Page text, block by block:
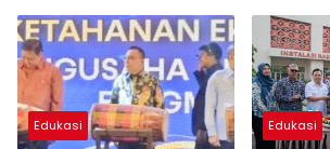
Edukasi Edukasi